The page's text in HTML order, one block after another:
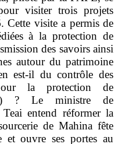
visiter trois projets
Cette visite a permis de
à la protection de
des savoirs ainsi
autour du patrimoine
est-il du contrôle des
la protection de
? Le ministre de
entend réformer la
de Mahina fête
et ouvre ses portes au